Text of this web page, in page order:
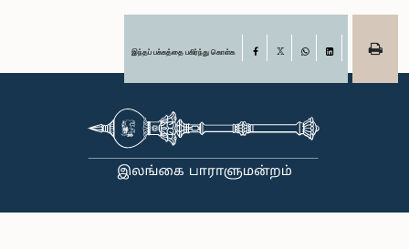
இந்தப் பக்கத்தை பகிர்ந்து கொள்க Facebook